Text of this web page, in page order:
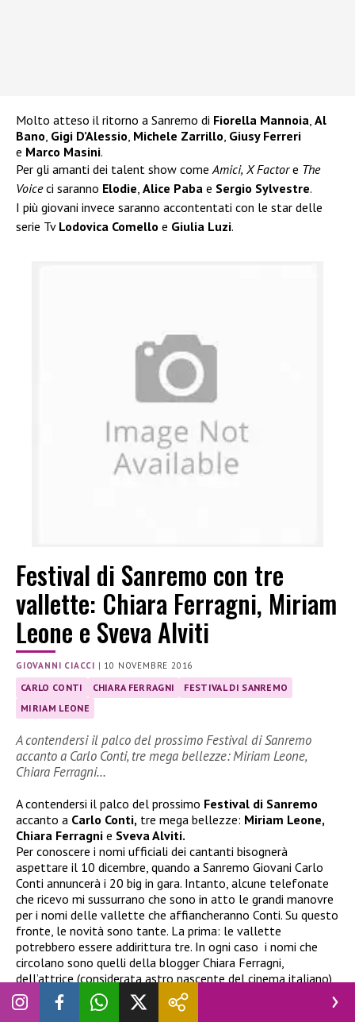
Molto atteso il ritorno a Sanremo di Fiorella Mannoia, Al
Bano, Gigi D’Alessio, Michele Zarrillo, Giusy Ferreri
e Marco Masini.
Per gli amanti dei talent show comeAmici, X Factore The
Voiceci saranno Elodie, Alice Paba e Sergio Sylvestre.
I più giovani invece saranno accontentati con le star delle
serie Tv Lodovica Comello e Giulia Luzi.
Festival di Sanremo con tre
vallette: Chiara Ferragni, Miriam
Leone e Sveva Alviti
GIOVANNI CIACCI | 10 NOVEMBRE 2016
CARLO CONTI CHIARA FERRAGNI
FESTIVAL DI SANREMO
MIRIAM LEONE
A contendersi il palco del prossimo Festival di Sanremo
accanto a Carlo Conti, tre mega bellezze: Miriam Leone,
Chiara Ferragni…
A contendersi il palco del prossimo Festival di Sanremo
accanto a Carlo Conti, tre mega bellezze: Miriam Leone,
Chiara Ferragni e Sveva Alviti.
Per conoscere i nomi ufficiali dei cantanti bisognerà
aspettare il 10 dicembre, quando a Sanremo Giovani Carlo
Conti annuncerà i 20 big in gara. Intanto, alcune telefonate
che ricevo mi sussurrano che sono in atto le grandi manovre
per i nomi delle vallette che affiancheranno Conti. Su questo
fronte, le novità sono tante. La prima: le vallette
potrebbero essere addirittura tre. In ogni caso i nomi che
circolano sono quelli della blogger Chiara Ferragni,
dell’attrice (considerata astro nascente del cinema italiano)
Miriam Leone e di Sveva Alviti, attrice italianissima che ha
scalzato icone come Penelope Cruz e Laetitia Casta per